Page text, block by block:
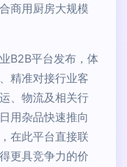
商用厨房大规模
B2B平台发布，体
精准对接行业客
、物流及相关行
用杂品快速推向
在此平台直接联
更具竞争力的价